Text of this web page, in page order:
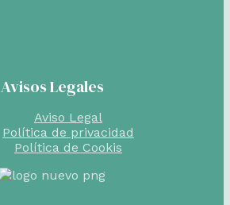
Avisos Legales
Aviso Legal
Política de privacidad
Política de Cookis